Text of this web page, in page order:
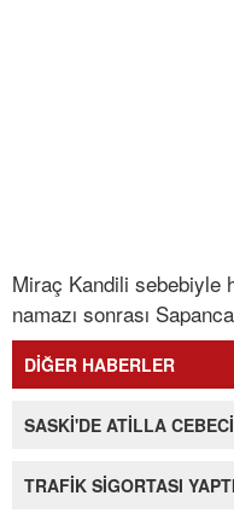
Miraç Kandili sebebiyle
namazı sonrası
DİĞER HABERLER
SASKİ'DE ATİLLA
TRAFİK SİGORTASI